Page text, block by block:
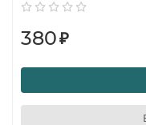
380₽